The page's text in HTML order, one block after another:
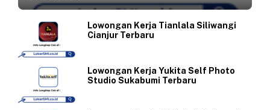
Lowongan Kerja Tianlala Siliwangi
Cianjur Terbaru
Lowongan Kerja Yukita Self Photo
Studio Sukabumi Terbaru